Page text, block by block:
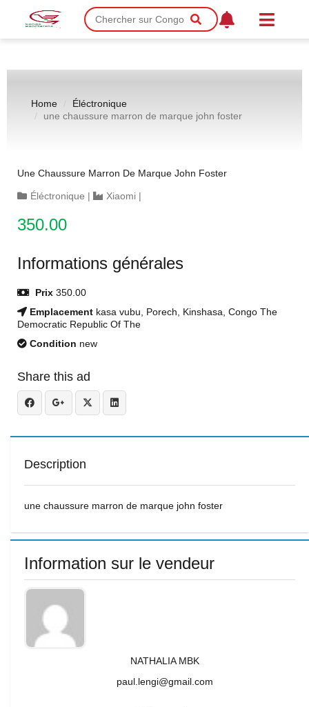
Home
Éléctronique
une chaussure marron de marque john foster
Une Chaussure Marron De Marque John Foster
Éléctronique | Xiaomi |
350.00
Informations générales
Prix 350.00
Emplacement kasa vubu, Porech, Kinshasa, Congo The
Democratic Republic Of The
Condition new
Share this ad
Description
une chaussure marron de marque john foster
Information sur le vendeur
NATHALIA MBK
paul.lengi@gmail.com